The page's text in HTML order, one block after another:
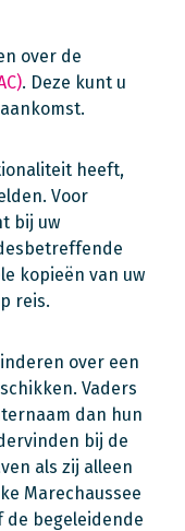
over de
. Deze kunt u
heeft,
Voor
bij uw
kopieën van uw
reis.
over een
Vaders
dan hun
bij de
als zij alleen
Marechaussee
de begeleidende